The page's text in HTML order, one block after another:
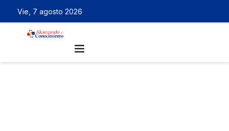
Vie, 7 agosto 2026